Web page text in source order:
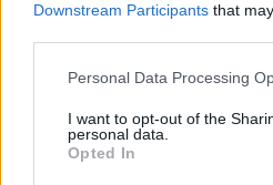
Downstream Participants that
Personal Data Processing
I want to opt-out of the
personal data.
Opted In
14:23
Ορμούζ δεν σχετίζεται με τις
Τεχεράνης - Ομάν